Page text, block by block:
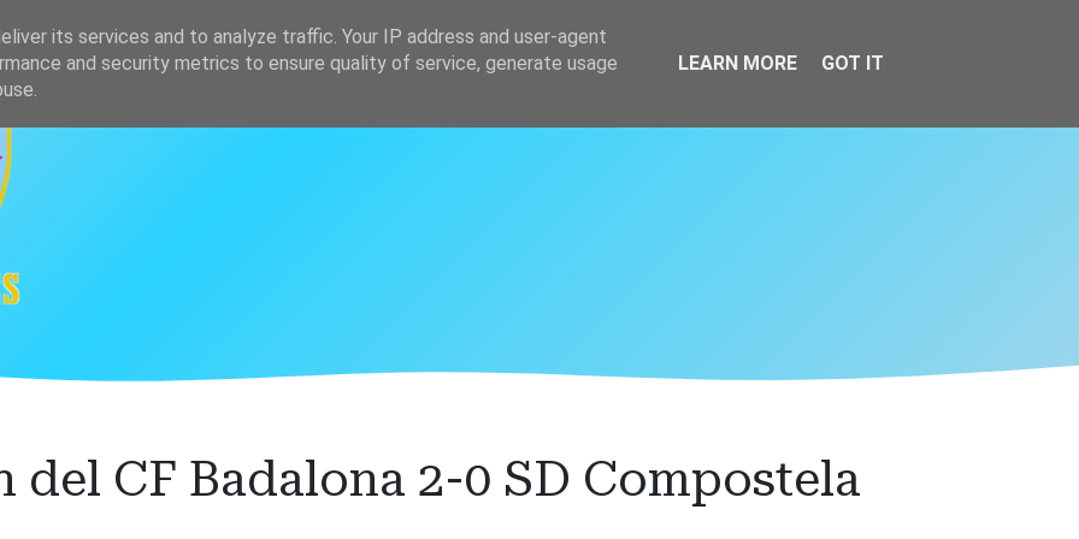
Clasificación
del CF Badalona 2-0 SD Compostela
its services and to analyze traffic. Your IP address and user-agent
and security metrics to ensure quality of service, generate usage
LEARN MORE GOT IT